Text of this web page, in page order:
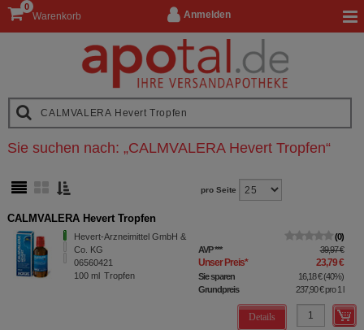
Anmelden
Warenkorb
0
Sie suchen nach: „CALMVALERA Hevert Tropfen“
pro Seite
CALMVALERA Hevert Tropfen
Hevert-Arzneimittel GmbH &
Co. KG
06560421
100 ml Tropfen
0
AVP*** 39,97 €
Unser Preis* 23,79 €
Sie sparen 16,18 €(40%)
Grundpreis
237,90 €pro 1 l
Details